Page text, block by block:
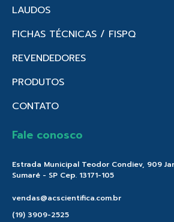
LAUDOS
FICHAS TÉCNICAS / FISPQ
REVENDEDORES
PRODUTOS
CONTATO
Fale conosco
Estrada Municipal Teodor Condiev, 909
Sumaré - SP Cep. 13171-105
vendas@acscientifica.com.br
(19) 3909-2525